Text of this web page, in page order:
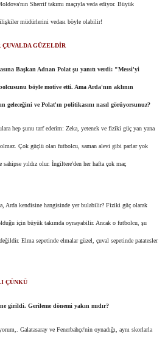
Sherrif takımı maçıyla veda ediyor. Büyük
müdürlerini vedası böyle olabilir!
ÇUVALDA GÜZELDİR
Başkan Adnan Polat şu yanıtı verdi: "Messi'yi
böyle motive etti. Ama Arda'nın aklının
ve Polat'ın politikasını nasıl görüyorsunuz?
hep şunu tarf ederim: Zeka, yetenek ve fiziki güç yan yana
Çok güçlü olan futbolcu, saman alevi gibi parlar yok
yıldız olur. İngiltere'den her hafta çok maç
Arda kendisine hangisinde yer bulabilir? Fiziki güç olarak
için büyük takımda oynayabilir. Ancak o futbolcu, şu
Elma sepetinde elmalar güzel, çuval sepetinde patatesler
ÇÜNKÜ
girildi. Gerileme dönemi yakın mıdır?
Galatasaray ve Fenerbahçe'nin oynadığı, aynı skorlarla